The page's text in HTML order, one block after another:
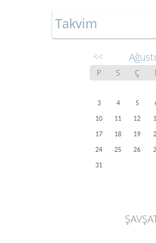
Takvim
<<
P S Ç
3
4 5
10
11 12
17
18 19
24
25 26
31